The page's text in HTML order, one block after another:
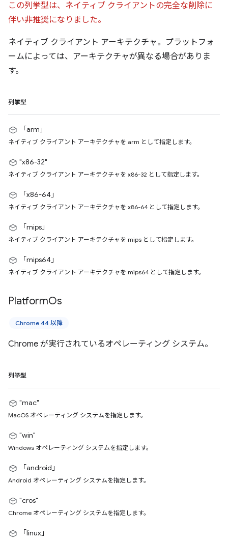
この列挙型は、ネイティブ クライアントの完全な削除に
伴い非推奨になりました。
ネイティブ クライアント アーキテクチャ。プラットフォ
ームによっては、アーキテクチャが異なる場合がありま
す。
列挙型
「arm」
ネイティブ クライアント アーキテクチャを arm として指定します。
"x86-32"
ネイティブ クライアント アーキテクチャを x86-32 として指定します。
「x86-64」
ネイティブ クライアント アーキテクチャを x86-64 として指定します。
「mips」
ネイティブ クライアント アーキテクチャを mips として指定します。
「mips64」
ネイティブ クライアント アーキテクチャを mips64 として指定します。
PlatformOs
Chrome 44 以降
Chrome が実行されているオペレーティング システム。
列挙型
"mac"
MacOS オペレーティング システムを指定します。
"win"
Windows オペレーティング システムを指定します。
「android」
Android オペレーティング システムを指定します。
"cros"
Chrome オペレーティング システムを指定します。
「linux」